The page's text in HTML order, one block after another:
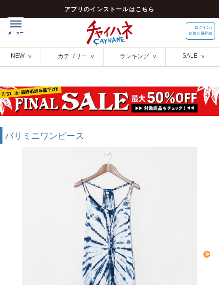
アプリのインストールはこちら
ログイン /
新規会員登録
NEW カテゴリー ランキング SALE
バリミニワンピース